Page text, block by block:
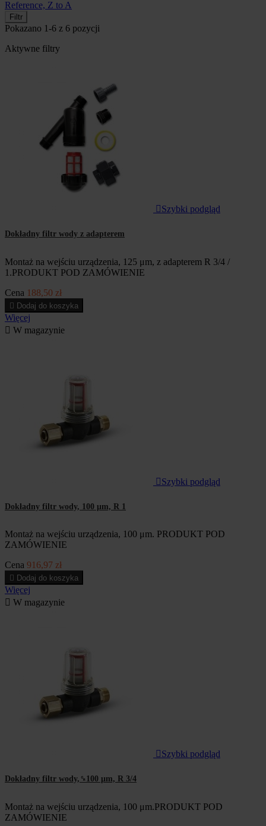
Reference, Z to A
Filtr
Pokazano 1-6 z 6 pozycji
Aktywne filtry
 Szybki podgląd
Dokładny filtr wody z adapterem
Montaż na wejściu urządzenia, 125 μm, z adapterem R 3/4 /
1.PRODUKT POD ZAMÓWIENIE
Cena 188,50 zł
 Dodaj do koszyka
Więcej
 W magazynie
 Szybki podgląd
Dokładny filtr wody, 100 μm, R 1
Montaż na wejściu urządzenia, 100 μm. PRODUKT POD
ZAMÓWIENIE
Cena 916,97 zł
 Dodaj do koszyka
Więcej
 W magazynie
 Szybki podgląd
Dokładny filtr wody,␍100 μm, R 3/4
Montaż na wejściu urządzenia, 100 μm.PRODUKT POD
ZAMÓWIENIE